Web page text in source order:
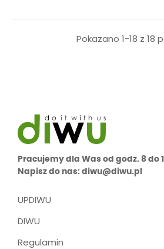
Pokazano 1-18 z 18
Pracujemy dla Was od godz. 8 do
Napisz do nas: diwu@diwu.pl
UPDIWU
DIWU
Regulamin